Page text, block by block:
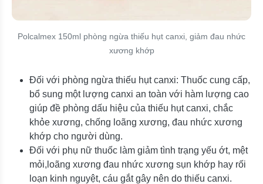
Polcalmex 150ml phòng ngừa thiếu hụt canxi, giảm đau nhức
xương khớp
Đối với phòng ngừa thiếu hụt canxi: Thuốc cung cấp,
bổ sung một lượng canxi an toàn với hàm lượng cao
giúp đề phòng dấu hiệu của thiếu hụt canxi, chắc
khỏe xương, chống loãng xương, đau nhức xương
khớp cho người dùng.
Đối với phụ nữ thuốc làm giảm tình trạng yếu ớt, mệt
mỏi,loãng xương đau nhức xương sụn khớp hay rối
loạn kinh nguyệt, cáu gắt gây nên do thiếu canxi.